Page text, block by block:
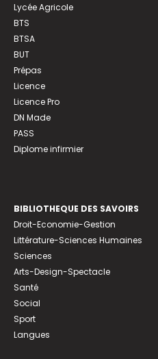
Lycée Agricole
BTS
BTSA
BUT
Prépas
Licence
Licence Pro
DN Made
PASS
Diplome infirmier
BIBLIOTHEQUE DES SAVOIRS
Droit-Economie-Gestion
Littérature-Sciences Humaines
Sciences
Arts-Design-Spectacle
Santé
Social
Sport
Langues